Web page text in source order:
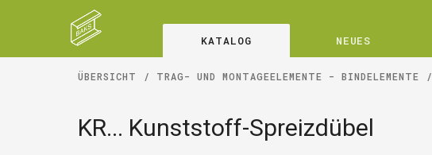
KATALOG NEUES
ÜBERSICHT TRAG- UND MONTAGEELEMENTE - BINDELEMENTE
KR... Kunststoff-Spreizdübel